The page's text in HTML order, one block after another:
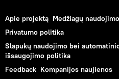
Apie projektą Medžiagų
Privatumo politika
Slapukų naudojimo bei
išsaugojimo politika
Feedback Kompanijos naujienos